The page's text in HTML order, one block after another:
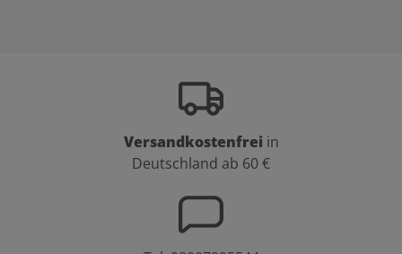
Versandkostenfrei in
Deutschland ab 60 €